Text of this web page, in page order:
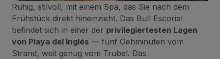
Ruhig, stilvoll, mit einem Spa, das Sie nach dem
Frühstück direkt hineinzieht. Das Bull Escorial
befindet sich in einer der privilegiertesten Lagen
von Playa del Inglés — fünf Gehminuten vom
Strand, weit genug vom Trubel. Das